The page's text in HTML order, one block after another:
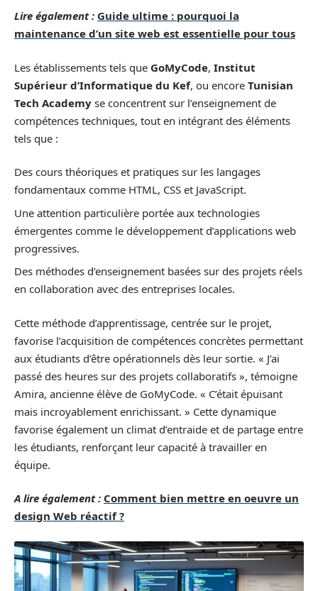
Lire également : Guide ultime : pourquoi la
maintenance d’un site web est essentielle pour tous
Les établissements tels que GoMyCode, Institut
Supérieur d’Informatique du Kef, ou encore Tunisian
Tech Academy se concentrent sur l’enseignement de
compétences techniques, tout en intégrant des éléments
tels que :
Des cours théoriques et pratiques sur les langages
fondamentaux comme HTML, CSS et JavaScript.
Une attention particulière portée aux technologies
émergentes comme le développement d’applications web
progressives.
Des méthodes d’enseignement basées sur des projets réels
en collaboration avec des entreprises locales.
Cette méthode d’apprentissage, centrée sur le projet,
favorise l’acquisition de compétences concrètes permettant
aux étudiants d’être opérationnels dès leur sortie. « J’ai
passé des heures sur des projets collaboratifs », témoigne
Amira, ancienne élève de GoMyCode. « C’était épuisant
mais incroyablement enrichissant. » Cette dynamique
favorise également un climat d’entraide et de partage entre
les étudiants, renforçant leur capacité à travailler en
équipe.
A lire également : Comment bien mettre en oeuvre un
design Web réactif ?